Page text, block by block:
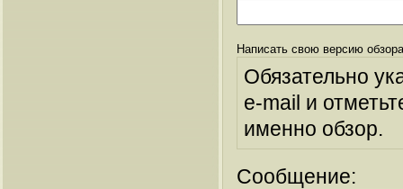
Написать свою версию
Обязательно
e-mail и
именно обзор.
Сообщение: